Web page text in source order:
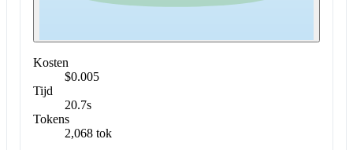
Kosten
$0.005
Tijd
20.7s
Tokens
2,068 tok